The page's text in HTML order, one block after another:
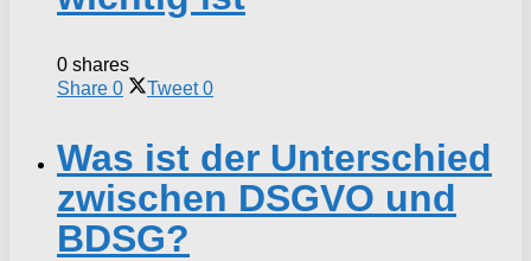
0 shares
Share 0 Tweet 0
Was ist der Unterschied
zwischen DSGVO und
BDSG?